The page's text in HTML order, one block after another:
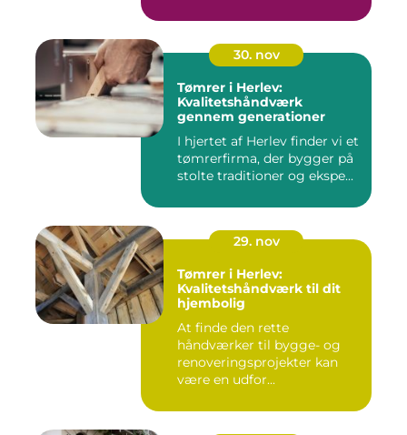
30. nov
Tømrer i Herlev:
Kvalitetshåndværk
gennem generationer
I hjertet af Herlev finder vi et
tømrerfirma, der bygger på
stolte traditioner og ekspe...
29. nov
Tømrer i Herlev:
Kvalitetshåndværk til dit
hjembolig
At finde den rette
håndværker til bygge- og
renoveringsprojekter kan
være en udfor...